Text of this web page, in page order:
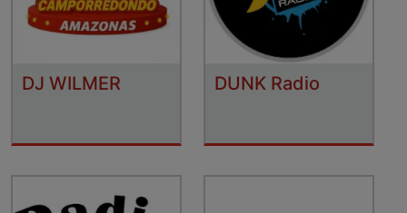
DJ WILMER DUNK Radio